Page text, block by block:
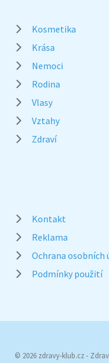
Kosmetika
Krása
Nemoci
Rodina
Vlasy
Vztahy
Zdraví
Kontakt
Reklama
Ochrana osobních
Podmínky použití
© 2026 zdravy-klub.cz -